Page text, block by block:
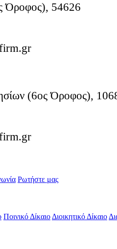
Όροφος), 54626
(6ος Όροφος),
Ρωτήστε μας
Ποινικό Δίκαιο Διοικητικό Δίκαιο